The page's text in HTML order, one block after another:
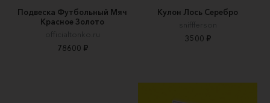
Подвеска Футбольный Мяч
Красное Золото
officialtonko.ru
78600 ₽
Кулон Лось Серебро
sniffferson
3500 ₽